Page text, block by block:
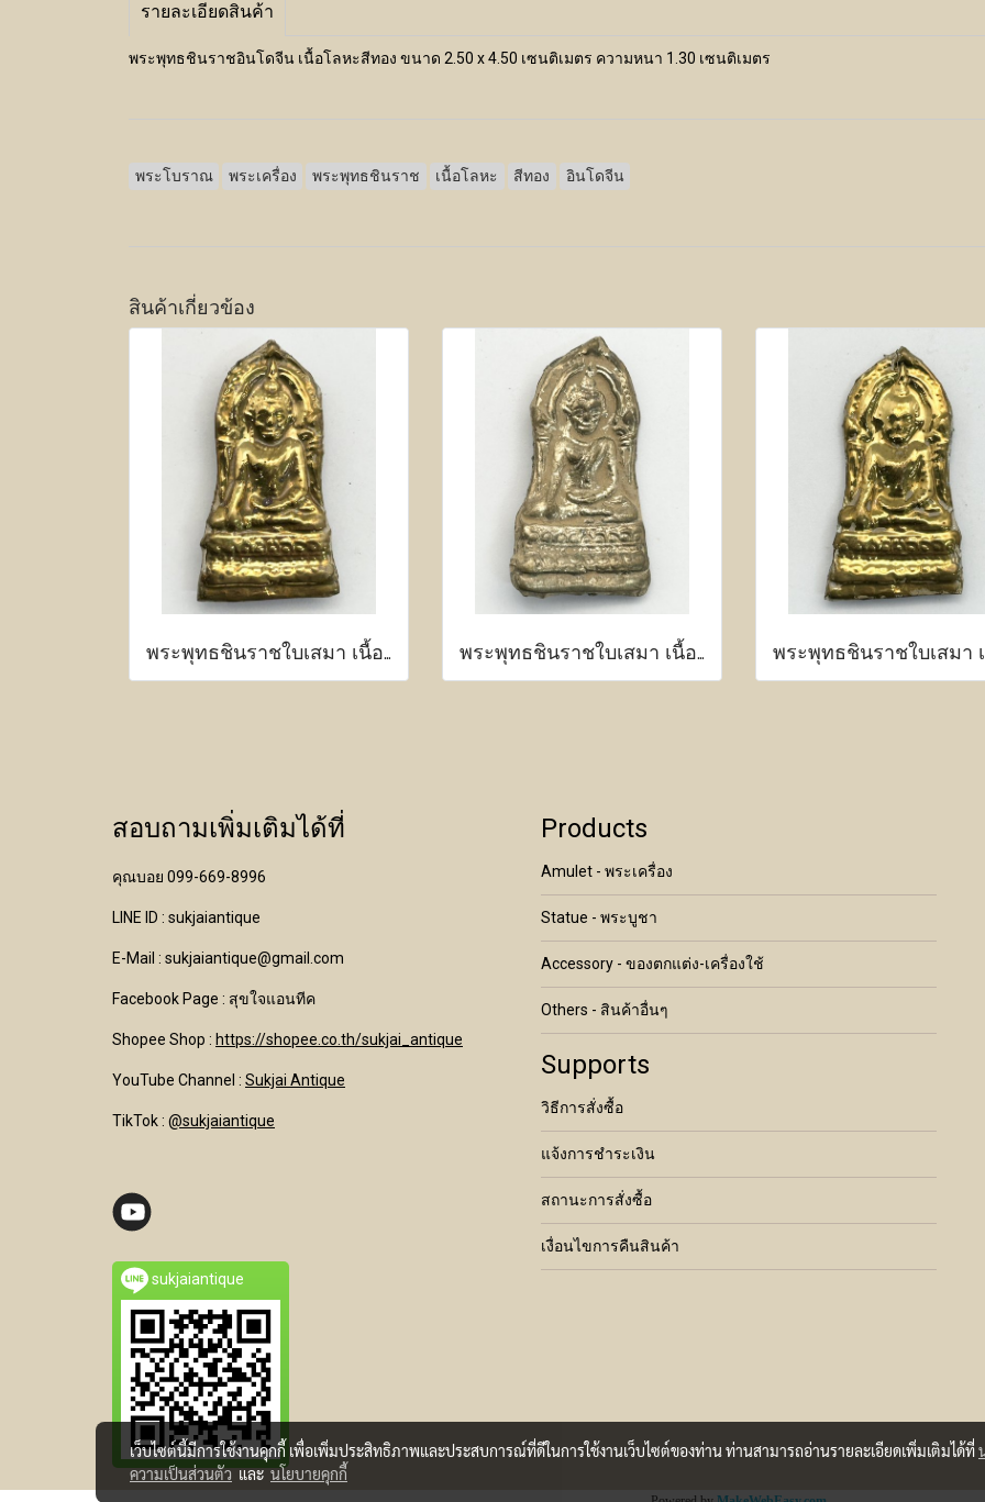
รายละเอียดสินค้า
พระพุทธชินราชอินโดจีน เนื้อโลหะสีทอง ขนาด 2.50 x 4.50 เซนติเมตร ความหนา 1.30 เซนติเมตร
พระโบราณ พระเครื่อง พระพุทธชินราช เนื้อโลหะ สีทอง อินโดจีน
สินค้าเกี่ยวข้อง
พระพุทธชินราชใบเสมา เนื้อว่าน หน้าทอง พระพุทธชินราชใบเสมา เนื้อว่าน หน้าเงิน
สอบถามเพิ่มเติมได้ที่
คุณบอย 099-669-8996
LINE ID : sukjaiantique
E-Mail : sukjaiantique@gmail.com
Facebook Page : สุขใจแอนทีค
Shopee Shop : https://shopee.co.th/sukjai_antique
YouTube Channel : Sukjai Antique
TikTok : @sukjaiantique
sukjaiantique
Products
Amulet - พระเครื่อง
Statue - พระบูชา
Accessory - ของตกแต่ง-เครื่องใช้
Others - สินค้าอื่นๆ
Supports
วิธีการสั่งซื้อ
แจ้งการชำระเงิน
สถานะการสั่งซื้อ
เงื่อนไขการคืนสินค้า
เว็บไซต์นี้มีการใช้งานคุกกี้ เพื่อเพิ่มประสิทธิภาพและประสบการณ์ที่ดีในการใช้งานเว็บไซต์ของท่าน ท่านสามารถอ่านรายละเอียดเพิ่มเติมได้ที่
ความเป็นส่วนตัวและนโยบายคุกกี้